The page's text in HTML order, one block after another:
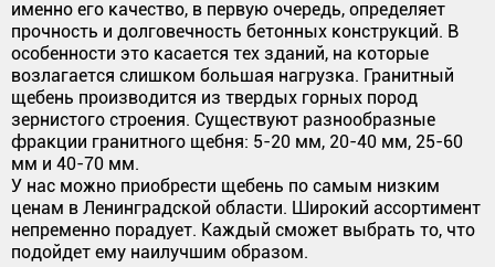
именно его качество, в первую очередь, определяет
прочность и долговечность бетонных конструкций. В
особенности это касается тех зданий, на которые
возлагается слишком большая нагрузка. Гранитный
щебень производится из твердых горных пород
зернистого строения. Существуют разнообразные
фракции гранитного щебня: 5-20 мм, 20-40 мм, 25-60
мм и 40-70 мм.
У нас можно приобрести щебень по самым низким
ценам в Ленинградской области. Широкий ассортимент
непременно порадует. Каждый сможет выбрать то, что
подойдет ему наилучшим образом.